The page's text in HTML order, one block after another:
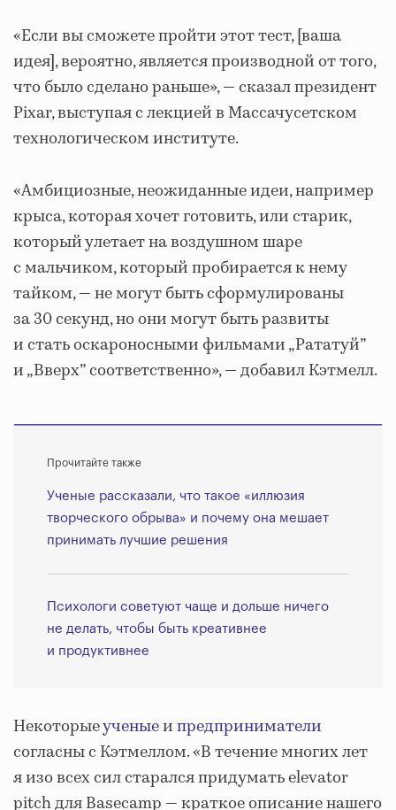
«Если вы сможете пройти этот тест, [ваша
идея], вероятно, является производной от того,
что было сделано раньше», — сказал президент
Pixar, выступая с лекцией в Массачусетском
технологическом институте.
«Амбициозные, неожиданные идеи, например
крыса, которая хочет готовить, или старик,
который улетает на воздушном шаре
с мальчиком, который пробирается к нему
тайком, — не могут быть сформулированы
за 30 секунд, но они могут быть развиты
и стать оскароносными фильмами „Рататуй”
и „Вверх” соответственно», — добавил Кэтмелл.
Прочитайте также
Ученые рассказали, что такое «иллюзия
творческого обрыва» и почему она мешает
принимать лучшие решения
Психологи советуют чаще и дольше ничего
не делать, чтобы быть креативнее
и продуктивнее
Некоторыеученыеипредприниматели
согласны с Кэтмеллом. «В течение многих лет
я изо всех сил старался придумать elevator
pitch для Basecamp — краткое описание нашего